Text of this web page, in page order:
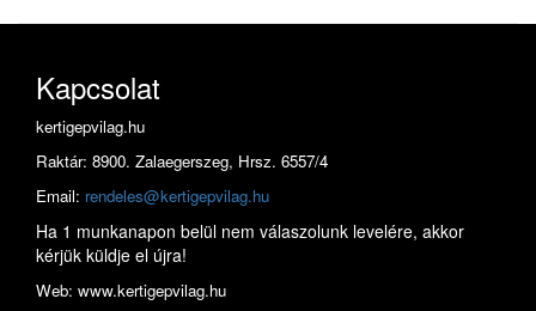
Kapcsolat
kertigepvilag.hu
Raktár: 8900. Zalaegerszeg, Hrsz. 6557/4
Email: rendeles@kertigepvilag.hu
Ha 1 munkanapon belül nem válaszolunk levelére, akkor
kérjük küldje el újra!
Web: www.kertigepvilag.hu